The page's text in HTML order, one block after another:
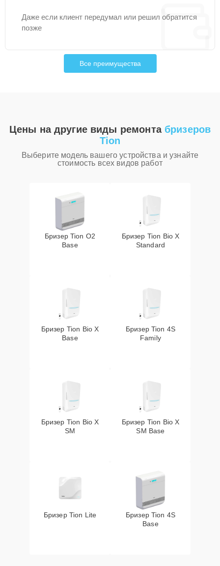
Даже если клиент передумал или решил обратится
позже
Все преимущества
Цены на другие виды ремонта бризеров
Tion
Выберите модель вашего устройства и узнайте
стоимость всех видов работ
Бризер Tion O2
Base
Бризер Tion Bio X
Standard
Бризер Tion Bio X
Base
Бризер Tion 4S
Family
Бризер Tion Bio X
SM
Бризер Tion Bio X
SM Base
Бризер Tion Lite
Бризер Tion 4S
Base